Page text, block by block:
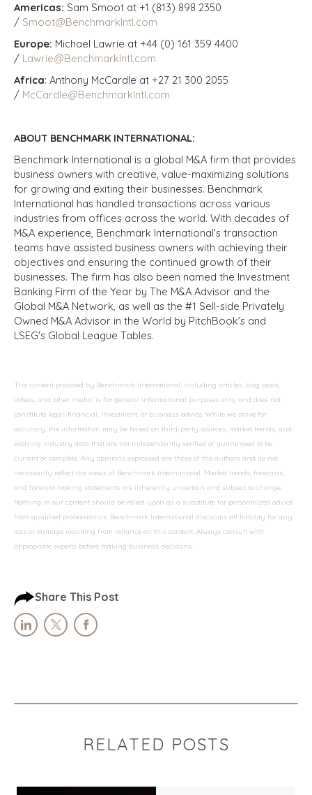
Americas: Sam Smoot at +1 (813) 898 2350
/ Smoot@BenchmarkIntl.com
Europe: Michael Lawrie at +44 (0) 161 359 4400
/ Lawrie@BenchmarkIntl.com
Africa: Anthony McCardle at +27 21 300 2055
/ McCardle@BenchmarkIntl.com
ABOUT BENCHMARK INTERNATIONAL:
Benchmark International is a global M&A firm that provides
business owners with creative, value-maximizing solutions
for growing and exiting their businesses. Benchmark
International has handled transactions across various
industries from offices across the world. With decades of
M&A experience, Benchmark International’s transaction
teams have assisted business owners with achieving their
objectives and ensuring the continued growth of their
businesses. The firm has also been named the Investment
Banking Firm of the Year by The M&A Advisor and the
Global M&A Network, as well as the #1 Sell-side Privately
Owned M&A Advisor in the World by PitchBook’s and
LSEG's Global League Tables.
The content provided by Benchmark International, including articles, blog posts,
videos, and other media, is for general informational purposes only and does not
constitute legal, financial, investment, or business advice. While we strive for
accuracy, the information may be based on third-party sources, market trends, and
evolving industry data that are not independently verified or guaranteed to be
current or complete. Any opinions expressed are those of the authors and do not
necessarily reflect the views of Benchmark International. Market trends, forecasts,
and forward-looking statements are inherently uncertain and subject to change.
Nothing in our content should be relied upon as a substitute for personalized advice
from qualified professionals. Benchmark International disclaims all liability for any
loss or damage resulting from reliance on this content. Always consult with
appropriate experts before making business decisions.
Share This Post
RELATED POSTS